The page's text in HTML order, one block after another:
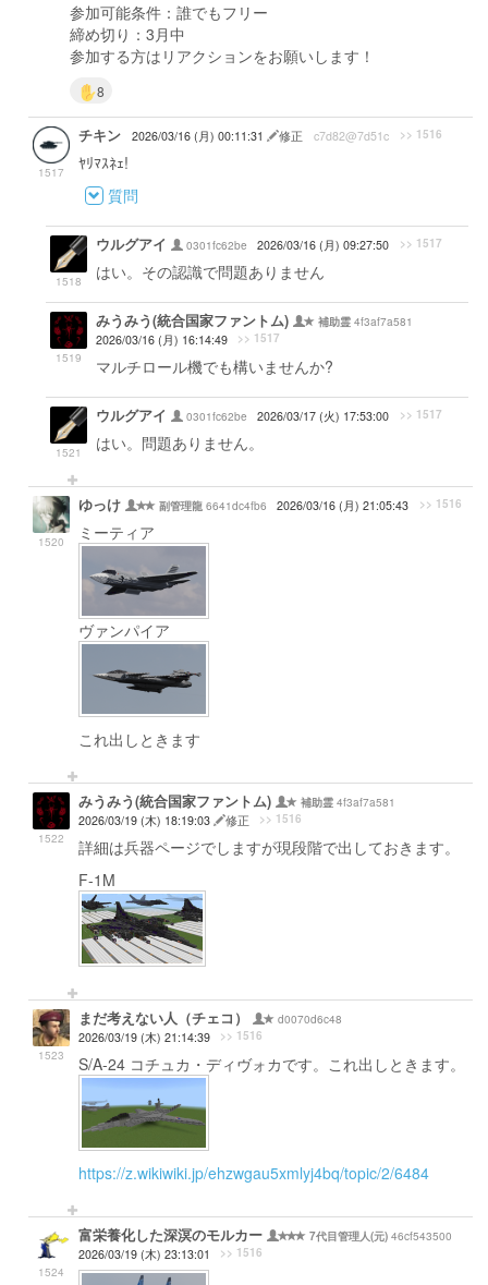
参加可能条件：誰でもフリー
締め切り：3月中
参加する方はリアクションをお願いします！
8
1517
チキン 2026/03/16 (月) 00:11:31 修正 c7d82@7d51c >> 1516
ﾔﾘﾏｽﾈｪ!
質問
1518
ウルグアイ 0301fc62be 2026/03/16 (月) 09:27:50 >> 1517
はい。その認識で問題ありません
1519
みうみう(統合国家ファントム) 補助霊 4f3af7a581
2026/03/16 (月) 16:14:49
>> 1517
マルチロール機でも構いませんか?
1521
ウルグアイ 0301fc62be 2026/03/17 (火) 17:53:00 >> 1517
はい。問題ありません。
1520
ゆっけ 副管理龍 6641dc4fb6 2026/03/16 (月) 21:05:43 >> 1516
ミーティア
ヴァンパイア
これ出しときます
1522
みうみう(統合国家ファントム) 補助霊 4f3af7a581
2026/03/19 (木) 18:19:03
修正 >> 1516
詳細は兵器ページでしますが現段階で出しておきます。
F-1M
1523
まだ考えない人（チェコ）
d0070d6c48
2026/03/19 (木) 21:14:39
>> 1516
S/A-24 コチュカ・ディヴォカです。これ出しときます。
https://z.wikiwiki.jp/ehzwgau5xmlyj4bq/topic/2/6484
1524
富栄養化した深溟のモルカー 7代目管理人(元) 46cf543500
2026/03/19 (木) 23:13:01
>> 1516